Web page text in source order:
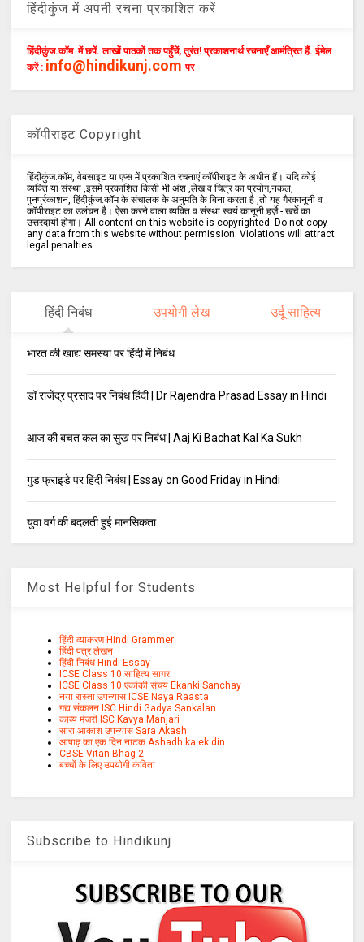
हिंदीकुंज में अपनी रचना प्रकाशित करें
हिंदीकुंज.कॉम में छपें. लाखों पाठकों तक पहुँचें, तुरंत! प्रकाशनार्थ रचनाएँ आमंत्रित हैं. ईमेल
करें : info@hindikunj.com पर
कॉपीराइट Copyright
हिंदीकुंज.कॉम, वेबसाइट या एप्स में प्रकाशित रचनाएं कॉपीराइट के अधीन हैं। यदि कोई
व्यक्ति या संस्था ,इसमें प्रकाशित किसी भी अंश ,लेख व चित्र का प्रयोग,नकल,
पुनर्प्रकाशन, हिंदीकुंज.कॉम के संचालक के अनुमति के बिना करता है ,तो यह गैरकानूनी व
कॉपीराइट का उलंघन है। ऐसा करने वाला व्यक्ति व संस्था स्वयं कानूनी हर्ज़े - खर्चे का
उत्तरदायी होगा। All content on this website is copyrighted. Do not copy
any data from this website without permission. Violations will attract
legal penalties.
हिंदी निबंध उपयोगी लेख उर्दू साहित्य
भारत की खाद्य समस्या पर हिंदी में निबंध
डॉ राजेंद्र प्रसाद पर निबंध हिंदी | Dr Rajendra Prasad Essay in Hindi
आज की बचत कल का सुख पर निबंध | Aaj Ki Bachat Kal Ka Sukh
गुड फ्राइडे पर हिंदी निबंध | Essay on Good Friday in Hindi
युवा वर्ग की बदलती हुई मानसिकता
Most Helpful for Students
हिंदी व्याकरण Hindi Grammer
हिंदी पत्र लेखन
हिंदी निबंध Hindi Essay
ICSE Class 10 साहित्य सागर
ICSE Class 10 एकांकी संचय Ekanki Sanchay
नया रास्ता उपन्यास ICSE Naya Raasta
गद्य संकलन ISC Hindi Gadya Sankalan
काव्य मंजरी ISC Kavya Manjari
सारा आकाश उपन्यास Sara Akash
आषाढ़ का एक दिन नाटक Ashadh ka ek din
CBSE Vitan Bhag 2
बच्चों के लिए उपयोगी कविता
Subscribe to Hindikunj